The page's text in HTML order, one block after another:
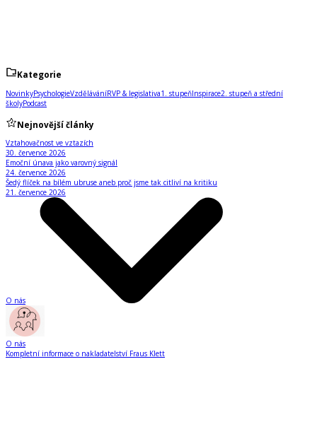
Kategorie
NovinkyPsychologieVzděláváníRVP & legislativa1. stupeňInspirace2. stupeň a střední
školyPodcast
Nejnovější články
Vztahovačnost ve vztazích
30. července 2026
Emoční únava jako varovný signál
24. července 2026
Šedý flíček na bílém ubruse aneb proč jsme tak citliví na kritiku
21. července 2026
O nás
O nás
Kompletní informace o nakladatelství Fraus Klett